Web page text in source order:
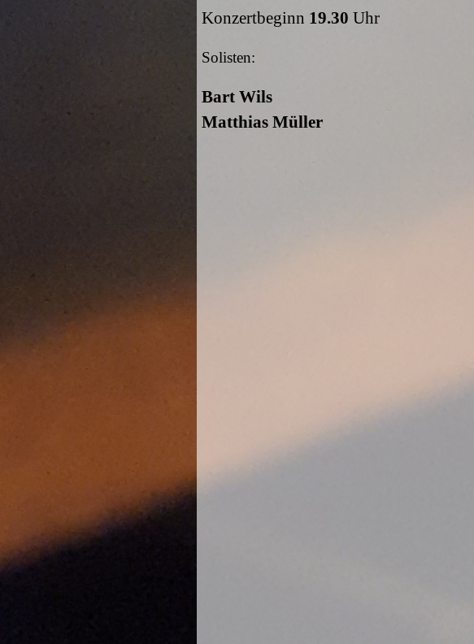
Konzertbeginn 19.30 Uhr
Solisten:
Bart Wils
Matthias Müller